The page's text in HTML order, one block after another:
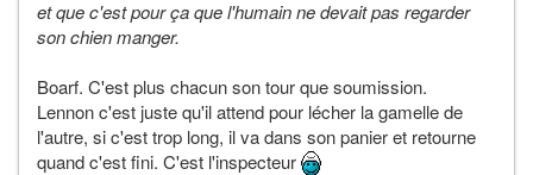
et que c'est pour ça que l'humain ne devait pas regarder
son chien manger.
Boarf. C'est plus chacun son tour que soumission.
Lennon c'est juste qu'il attend pour lécher la gamelle de
l'autre, si c'est trop long, il va dans son panier et retourne
quand c'est fini. C'est l'inspecteur